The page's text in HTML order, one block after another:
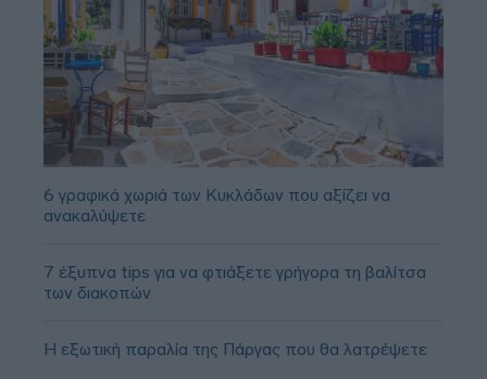
6 γραφικά χωριά των Κυκλάδων που αξίζει να
ανακαλύψετε
7 έξυπνα tips για να φτιάξετε γρήγορα τη βαλίτσα
των διακοπών
Η εξωτική παραλία της Πάργας που θα λατρέψετε